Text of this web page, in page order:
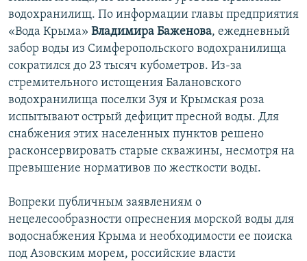
водохранилищ. По информации главы предприятия
«Вода Крыма» Владимира Баженова, ежедневный
забор воды из Симферопольского водохранилища
сократился до 23 тысяч кубометров. Из-за
стремительного истощения Балановского
водохранилища поселки Зуя и Крымская роза
испытывают острый дефицит пресной воды. Для
снабжения этих населенных пунктов решено
расконсервировать старые скважины, несмотря на
превышение нормативов по жесткости воды.
Вопреки публичным заявлениям о
нецелесообразности опреснения морской воды для
водоснабжения Крыма и необходимости ее поиска
под Азовским морем, российские власти